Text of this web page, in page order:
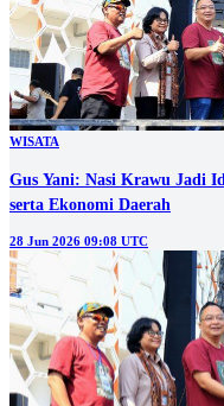
WISATA
Gus Yani: Nasi Krawu Jadi
serta Ekonomi Daerah
28 Jun 2026 09:08 UTC